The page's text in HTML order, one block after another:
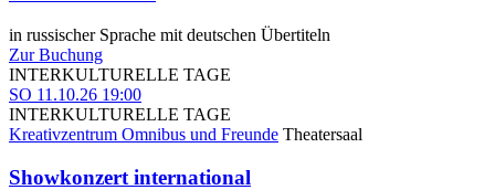
in russischer Sprache mit deutschen Übertiteln
Zur Buchung
INTERKULTURELLE TAGE
SO 11.10.26 19:00
INTERKULTURELLE TAGE
Kreativzentrum Omnibus und Freunde Theatersaal
Showkonzert international